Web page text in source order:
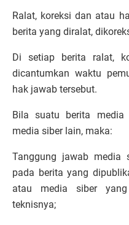
Ralat, koreksi dan atau
berita yang diralat,
Di setiap berita ralat,
dicantumkan waktu
hak jawab tersebut.
Bila suatu berita media
media siber lain, maka:
Tanggung jawab media
pada berita yang
atau media siber
teknisnya;